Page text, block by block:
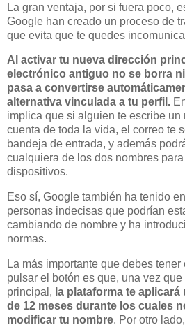
La gran ventaja, por si fuera poco,
Google han creado un proceso de
que evita que te quedes
Al activar tu nueva dirección
electrónico antiguo no se borra
pasa a convertirse
alternativa vinculada a tu perfil.
implica que si alguien te escribe un
cuenta de toda la vida, el correo te
bandeja de entrada, y además
cualquiera de los dos nombres
dispositivos.
Eso sí, Google también ha tenido
personas indecisas que podrían
cambiando de nombre y ha
normas.
La más importante que debes
pulsar el botón es que, una vez
principal, la plataforma te
de 12 meses durante los cuales
modificar tu nombre. Por otro